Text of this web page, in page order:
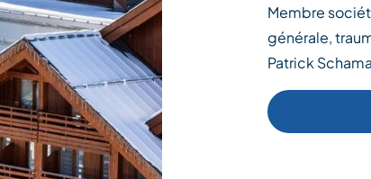
Membre
générale,
Patrick